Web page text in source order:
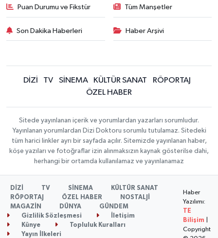
Puan Durumu ve Fikstür Tüm Manşetler
Son Dakika Haberleri Haber Arşivi
DİZİ TV SİNEMA KÜLTÜR SANAT
RÖPORTAJ
ÖZEL HABER
Sitede yayınlanan içerik ve yorumlardan yazarları sorumludur.
Yayınlanan yorumlardan Dizi Doktoru sorumlu tutulamaz. Sitedeki
tüm harici linkler ayrı bir sayfada açılır. Sitemizde yayınlanan haber,
köşe yazıları ve fotoğraflar izin alınmaksızın kaynak gösterilse dahi,
herhangi bir ortamda kullanılamaz ve yayınlanamaz
DİZİ TV SİNEMA
KÜLTÜR SANAT
RÖPORTAJ
ÖZEL HABER
NOSTALJİ
MAGAZİN
DÜNYA
GÜNDEM
Gizlilik Sözleşmesi
İletişim
Künye
Topluluk Kuralları
Yayın İlkeleri
Haber
Yazılımı:
TE
Bilişim
Copyright